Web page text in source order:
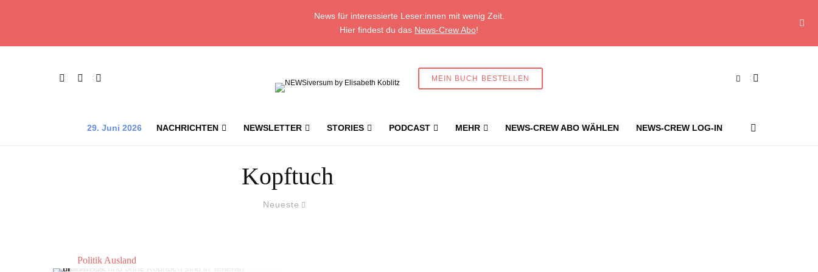
News für interessierte Leser:innen mit wenig Zeit.
Hier findest du das News-Crew Abo!
MEIN BUCH BESTELLEN
29. Juni 2026 NACHRICHTEN NEWSLETTER STORIES PODCAST MEHR NEWS-CREW ABO WÄHLEN NEWS-CREW LOG-IN
Kopftuch
Neueste
Politik Ausland